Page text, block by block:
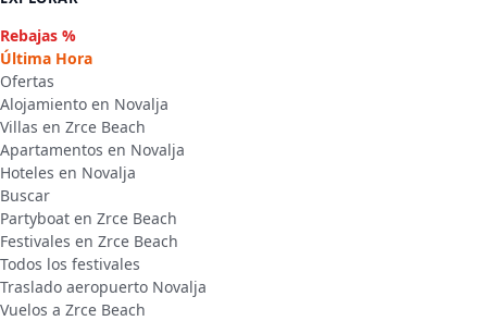
Rebajas %
Última Hora
Ofertas
Alojamiento en Novalja
Villas en Zrce Beach
Apartamentos en Novalja
Hoteles en Novalja
Buscar
Partyboat en Zrce Beach
Festivales en Zrce Beach
Todos los festivales
Traslado aeropuerto Novalja
Vuelos a Zrce Beach